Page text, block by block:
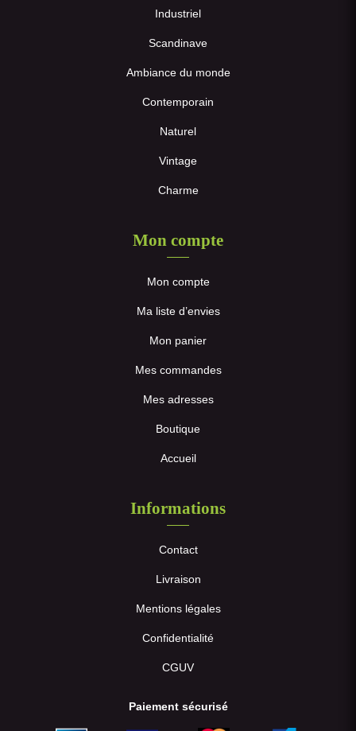
Industriel
Scandinave
Ambiance du monde
Contemporain
Naturel
Vintage
Charme
Mon compte
Mon compte
Ma liste d’envies
Mon panier
Mes commandes
Mes adresses
Boutique
Accueil
Informations
Contact
Livraison
Mentions légales
Confidentialité
CGUV
Paiement sécurisé